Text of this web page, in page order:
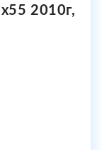
2010г,